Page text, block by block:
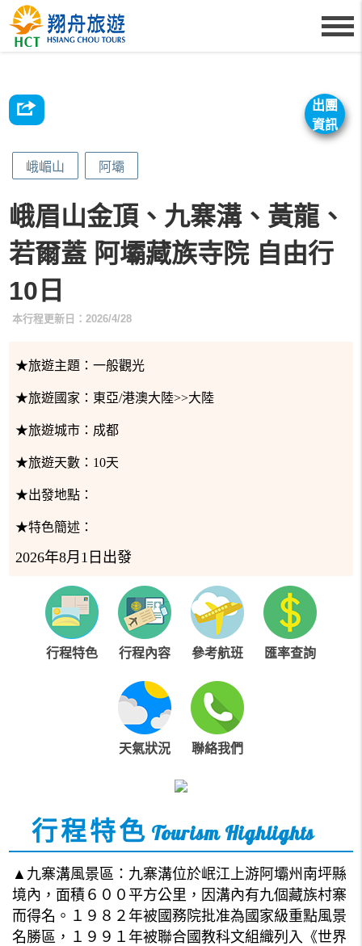
出團
資訊
峨嵋山 阿壩
峨眉山金頂、九寨溝、黃龍、
若爾蓋 阿壩藏族寺院 自由行
10日
本行程更新日：2026/4/28
★旅遊主題：一般觀光
★旅遊國家： 東亞/港澳大陸>>大陸
★旅遊城市： 成都
★旅遊天數： 10天
★出發地點：
★特色簡述：
2026年8月1日出發
行程特色 行程內容 參考航班 匯率查詢
天氣狀況 聯絡我們
行程特色 Tourism Highlights
▲九寨溝風景區：九寨溝位於岷江上游阿壩州南坪縣
境內，面積６００平方公里，因溝內有九個藏族村寨
而得名。１９８２年被國務院批准為國家級重點風景
名勝區，１９９１年被聯合國教科文組織列入《世界